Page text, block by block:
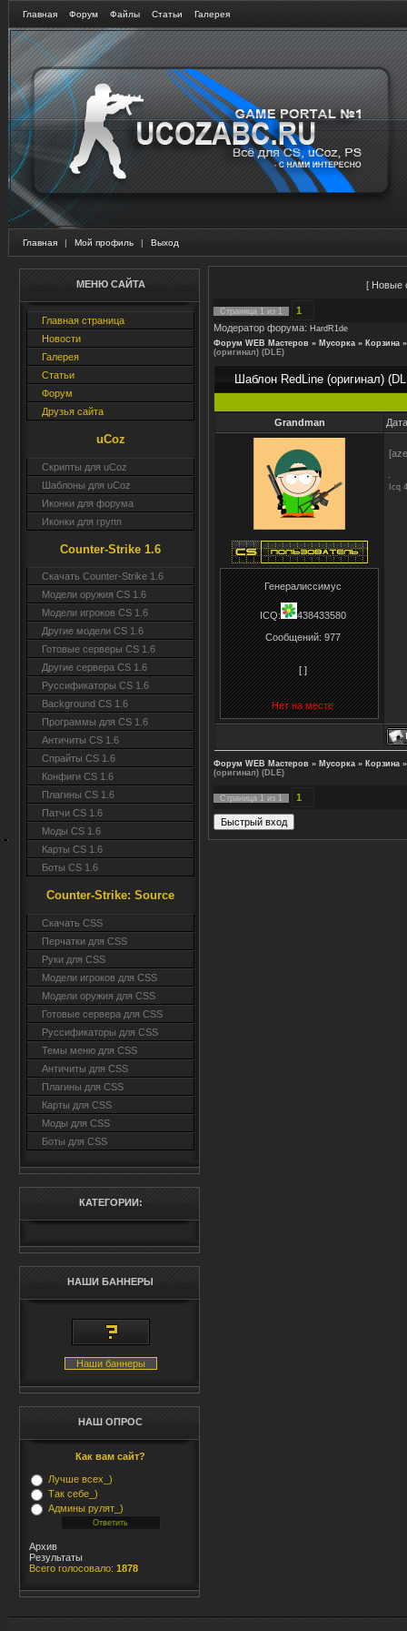
Главная Форум Файлы Статьи Галерея
Главная | Мой профиль | Выход
МЕНЮ САЙТА
Главная страница
Новости
Галерея
Статьи
Форум
Друзья сайта
uCoz
Скрипты для uCoz
Шаблоны для uCoz
Иконки для форума
Иконки для групп
Counter-Strike 1.6
Скачать Counter-Strike 1.6
Модели оружия CS 1.6
Модели игроков CS 1.6
Другие модели CS 1.6
Готовые серверы CS 1.6
Другие сервера CS 1.6
Руссификаторы CS 1.6
Background CS 1.6
Программы для CS 1.6
Античиты CS 1.6
Спрайты CS 1.6
Конфиги CS 1.6
Плагины CS 1.6
Патчи CS 1.6
Моды CS 1.6
Карты CS 1.6
Боты CS 1.6
Counter-Strike: Source
Cкачать CSS
Перчатки для CSS
Руки для CSS
Модели игроков для CSS
Модели оружия для CSS
Готовые сервера для CSS
Руссификаторы для CSS
Темы меню для CSS
Античиты для CSS
Плагины для CSS
Карты для CSS
Моды для CSS
Боты для CSS
КАТЕГОРИИ:
НАШИ БАННЕРЫ
Наши баннеры
НАШ ОПРОС
Как вам сайт?
Лучше всех_)
Так себе_)
Админы рулят_)
Архив
Результаты
Всего голосовало: 1878
[ Новые
Страница 1 из 1
1
Модератор форума: HardR1de
Форум WEB Мастеров » Мусорка » Корзина »
(оригинал) (DLE)
Шаблон RedLine (оригинал)
Grandman
Генералиссимус
ICQ:
438433580
Сообщений:977
[ ]
Нет на месте
Icq
Форум WEB Мастеров » Мусорка » Корзина »
(оригинал) (DLE)
Страница 1 из 1 1